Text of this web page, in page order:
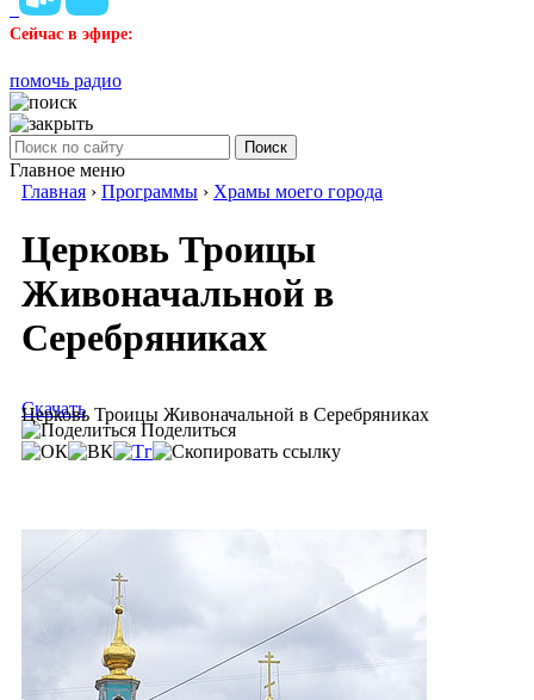
Сейчас в эфире:
помочь радио
Поиск
Главное меню
Главная › Программы › Храмы моего города
Церковь Троицы
Живоначальной в
Серебряниках
Церковь Троицы Живоначальной в Серебряниках
Скачать
Поделиться